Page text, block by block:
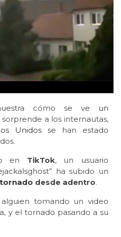
cómo se ve un
a los internautas,
Unidos se han estado
en TikTok, un usuario
ha subido un
desde adentro.
tomando un video
y el tornado pasando a su